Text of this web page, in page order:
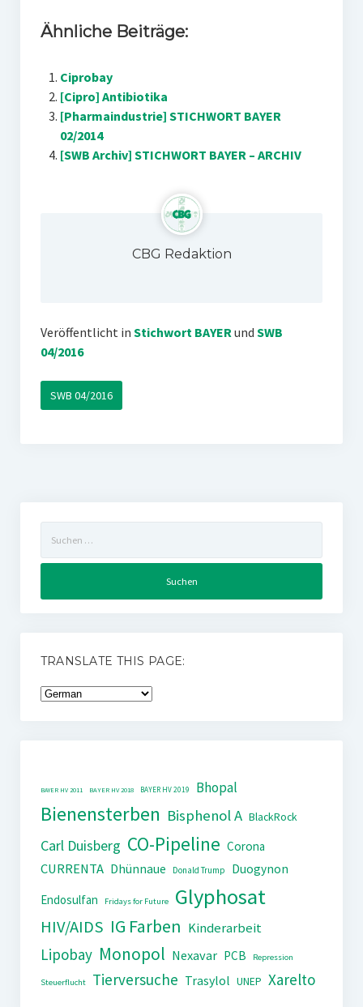
Ähnliche Beiträge:
Ciprobay
[Cipro] Antibiotika
[Pharmaindustrie] STICHWORT BAYER
02/2014
[SWB Archiv] STICHWORT BAYER – ARCHIV
CBG Redaktion
Veröffentlicht in Stichwort BAYERund SWB
04/2016
SWB 04/2016
nach:
TRANSLATE THIS PAGE:
BAYER HV 2011 BAYER HV 2018 BAYER HV 2019 Bhopal
Bienensterben Bisphenol A BlackRock
Carl Duisberg CO-Pipeline Corona
CURRENTA Dhünnaue Donald Trump
Duogynon
Endosulfan
Fridays for Future Glyphosat
HIV/AIDS IG Farben Kinderarbeit
Lipobay Monopol Nexavar PCB Repression
Steuerflucht Tierversuche Trasylol UNEP Xarelto